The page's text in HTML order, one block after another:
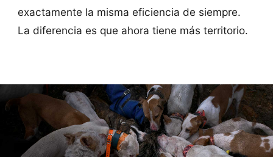
exactamente la misma eficiencia de siempre.
La diferencia es que ahora tiene más territorio.